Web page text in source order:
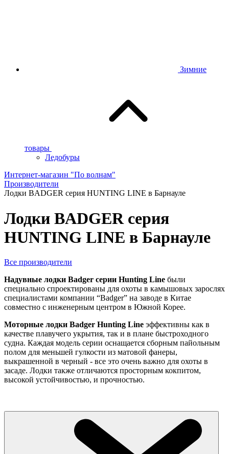
Зимние
товары
Ледобуры
Интернет-магазин "По волнам"
Производители
Лодки BADGER серия HUNTING LINE в Барнауле
Лодки BADGER серия
HUNTING LINE в Барнауле
Все производители
Надувные лодки Badger серии Hunting Line были
специально спроектированы для охоты в камышовых зарослях
специалистами компании “Badger” на заводе в Китае
совместно с инженерным центром в Южной Корее.
Моторные лодки Badger Hunting Line эффективны как в
качестве плавучего укрытия, так и в плане быстроходного
судна. Каждая модель серии оснащается сборным пайольным
полом для меньшей гулкости из матовой фанеры,
выкрашенной в черный - все это очень важно для охоты в
засаде. Лодки также отличаются просторным кокпитом,
высокой устойчивостью, и прочностью.